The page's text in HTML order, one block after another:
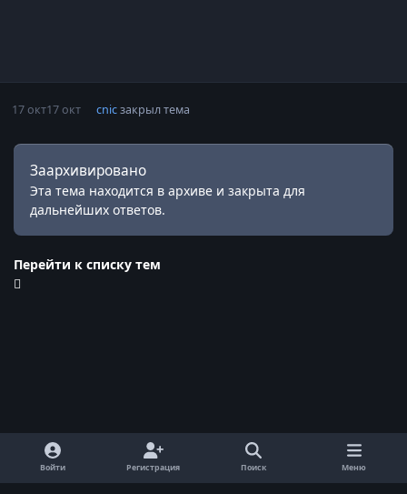
17 окт17 окт cnicзакрыл тема
Заархивировано
Эта тема находится в архиве и закрыта для
дальнейших ответов.
Перейти к списку тем
Войти Регистрация Поиск Меню